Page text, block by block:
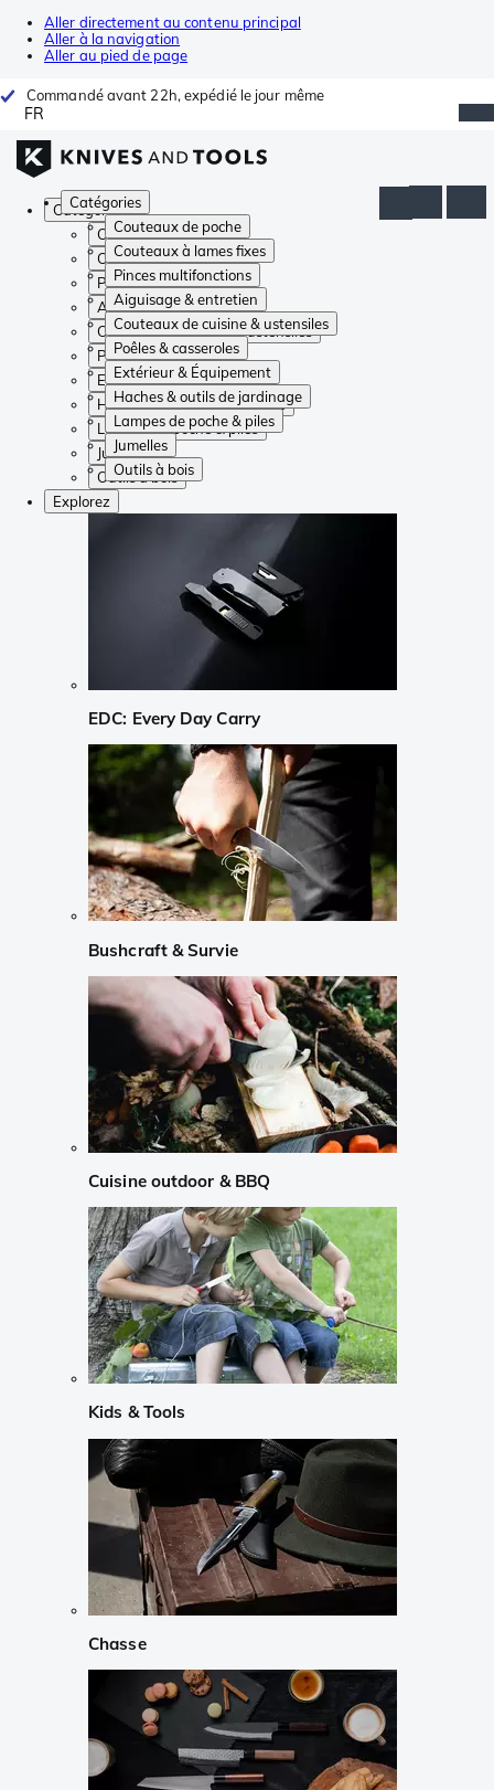
Aller directement au contenu principal
Aller à la navigation
Aller au pied de page
Commandé avant 22h, expédié le jour même
FR
Catégories
Couteaux de poche
Couteaux à lames fixes
Pinces multifonctions
Aiguisage & entretien
Couteaux de cuisine & ustensiles
Poêles & casseroles
Extérieur & Équipement
Haches & outils de jardinage
Lampes de poche & piles
Jumelles
Outils à bois
Catégories
Couteaux de poche
Couteaux à lames fixes
Pinces multifonctions
Aiguisage & entretien
Couteaux de cuisine & ustensiles
Poêles & casseroles
Extérieur & Équipement
Haches & outils de jardinage
Lampes de poche & piles
Jumelles
Outils à bois
Explorez
EDC: Every Day Carry
Bushcraft & Survie
Cuisine outdoor & BBQ
Kids & Tools
Chasse